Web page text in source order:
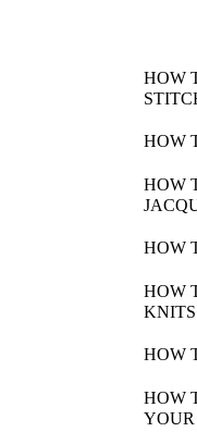
HOW
HOW
HOW
HOW
HOW
KNITS
HOW
HOW